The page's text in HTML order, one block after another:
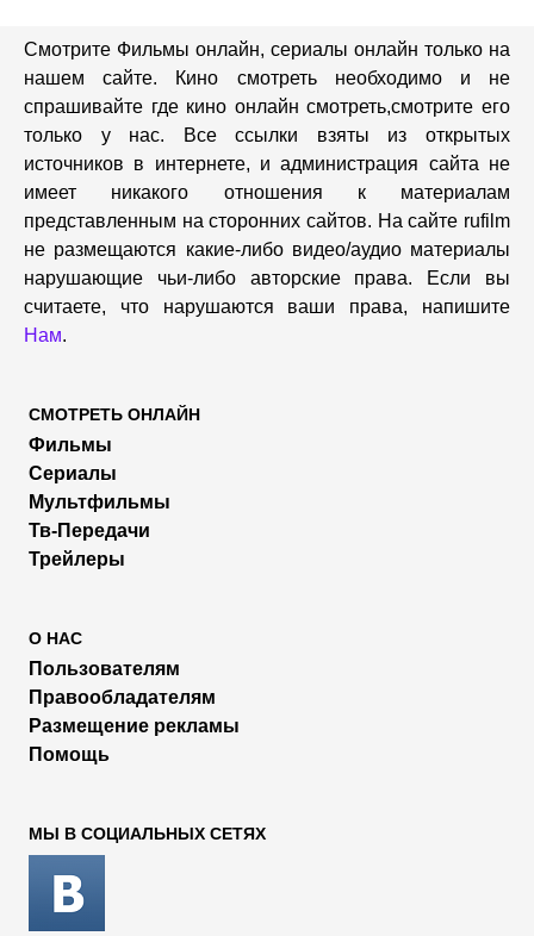
Смотрите Фильмы онлайн, сериалы онлайн только на
нашем сайте. Кино смотреть необходимо и не
спрашивайте где кино онлайн смотреть,cмотрите его
только у нас. Все ссылки взяты из открытых
источников в интернете, и администрация сайта не
имеет никакого отношения к материалам
представленным на сторонних сайтов. На сайте rufilm
не размещаются какие-либо видео/аудио материалы
нарушающие чьи-либо авторские права. Если вы
считаете, что нарушаются ваши права, напишите
Нам.
СМОТРЕТЬ ОНЛАЙН
Фильмы
Сериалы
Мультфильмы
Тв-Передачи
Трейлеры
О НАС
Пользователям
Правообладателям
Размещение рекламы
Помощь
МЫ В СОЦИАЛЬНЫХ СЕТЯХ